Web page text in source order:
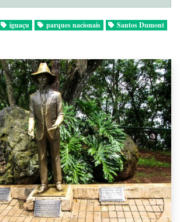
iguaçu parques nacionais Santos Dumont